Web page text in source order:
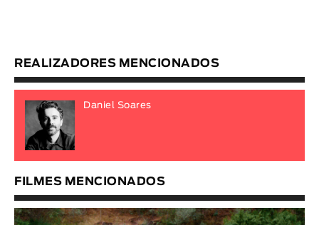
REALIZADORES MENCIONADOS
Daniel Soares
FILMES MENCIONADOS